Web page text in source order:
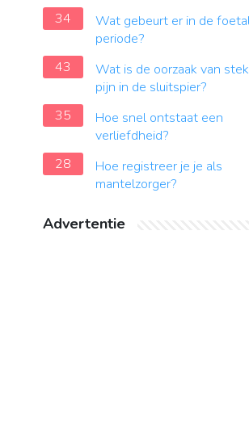
34
Wat gebeurt er in de
periode?
43
Wat is de oorzaak van
pijn in de sluitspier?
35
Hoe snel ontstaat een
verliefdheid?
28
Hoe registreer je je als
mantelzorger?
Advertentie